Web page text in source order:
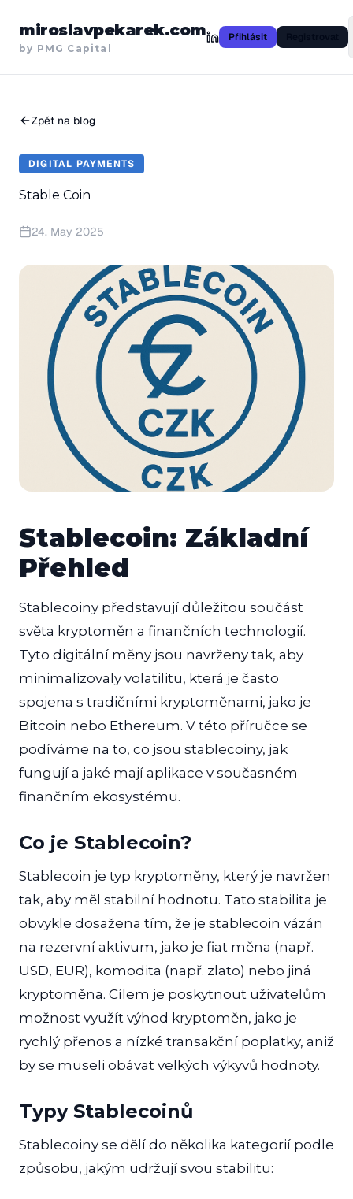
miroslavpekarek.com
by PMG Capital
Přihlásit
Zpět na blog
DIGITAL PAYMENTS
Stable Coin
24. May 2025
Stablecoin: Základní
Přehled
Stablecoiny představují důležitou součást
světa kryptoměn a finančních technologií.
Tyto digitální měny jsou navrženy tak, aby
minimalizovaly volatilitu, která je často
spojena s tradičními kryptoměnami, jako je
Bitcoin nebo Ethereum. V této příručce se
podíváme na to, co jsou stablecoiny, jak
fungují a jaké mají aplikace v současném
finančním ekosystému.
Co je Stablecoin?
Stablecoin je typ kryptoměny, který je navržen
tak, aby měl stabilní hodnotu. Tato stabilita je
obvykle dosažena tím, že je stablecoin vázán
na rezervní aktivum, jako je fiat měna (např.
USD, EUR), komodita (např. zlato) nebo jiná
kryptoměna. Cílem je poskytnout uživatelům
možnost využít výhod kryptoměn, jako je
rychlý přenos a nízké transakční poplatky, aniž
by se museli obávat velkých výkyvů hodnoty.
Typy Stablecoinů
Stablecoiny se dělí do několika kategorií podle
způsobu, jakým udržují svou stabilitu: